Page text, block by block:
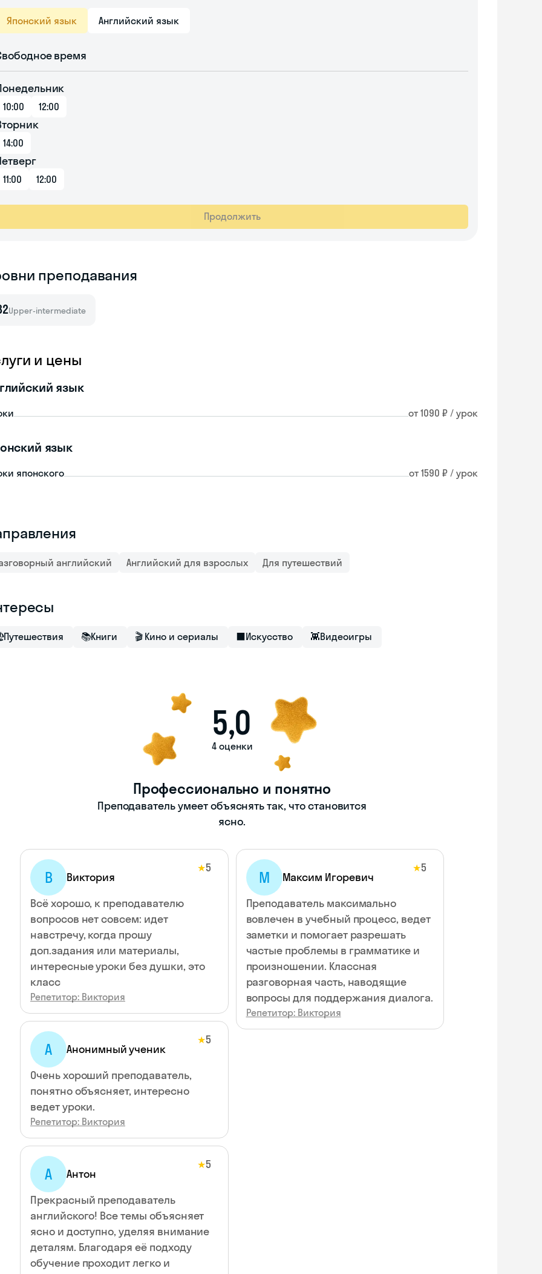
Японский язык Английский язык
время
10:00 12:00
14:00
11:00 12:00
Продолжить
преподавания
Upper-intermediate
и цены
язык
от 1090 ₽ / урок
язык
японского от 1590 ₽ / урок
английский Английский для взрослых Для путешествий
Путешествия 📚Книги 🎬 Кино и сериалы ⬛Искусство 👾Видеоигры
5,0
4 оценки
Профессионально и понятно
Преподаватель умеет объяснять так, что становится
ясно.
В Виктория
★5
Всё хорошо, к преподавателю
вопросов нет совсем: идет
навстречу, когда прошу
доп.задания или материалы,
интересные уроки без душки, это
класс
Репетитор: Виктория
А Анонимный ученик
★5
Очень хороший преподаватель,
понятно объясняет, интересно
ведет уроки.
Репетитор: Виктория
А Антон
★5
Прекрасный преподаватель
английского! Все темы объясняет
ясно и доступно, уделяя внимание
деталям. Благодаря её подходу
обучение проходит легко и
М Максим Игоревич
★5
Преподаватель максимально
вовлечен в учебный процесс, ведет
заметки и помогает разрешать
частые проблемы в грамматике и
произношении. Классная
разговорная часть, наводящие
вопросы для поддержания диалога.
Репетитор: Виктория